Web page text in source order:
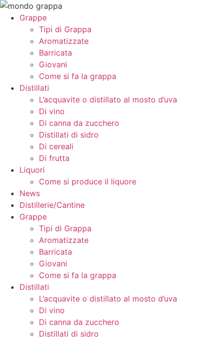
Vai
contenuto
Grappe
Tipi di Grappa
Aromatizzate
Barricata
Giovani
Come si fa la grappa
Distillati
L’acquavite o distillato al mosto d’uva
Di vino
Di canna da zucchero
Distillati di sidro
Di cereali
Di frutta
Liquori
Come si produce il liquore
News
Distillerie/Cantine
Grappe
Tipi di Grappa
Aromatizzate
Barricata
Giovani
Come si fa la grappa
Distillati
L’acquavite o distillato al mosto d’uva
Di vino
Di canna da zucchero
Distillati di sidro